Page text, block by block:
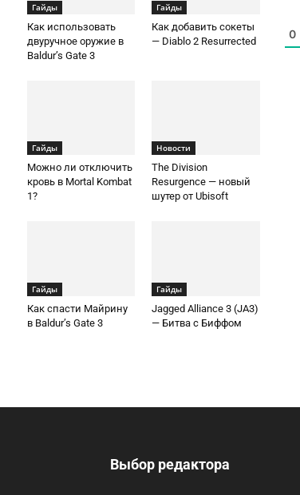
Гайды
Как использовать
двуручное оружие в
Baldur’s Gate 3
Гайды
Как добавить сокеты
— Diablo 2 Resurrected
Гайды
Можно ли отключить
кровь в Mortal Kombat
1?
Новости
The Division
Resurgence — новый
шутер от Ubisoft
Гайды
Как спасти Майрину
в Baldur’s Gate 3
Гайды
Jagged Alliance 3 (JA3)
— Битва с Биффом
0
Выбор редактора